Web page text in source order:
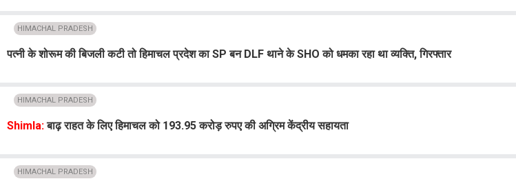
HIMACHAL PRADESH
पत्नी के शोरूम की बिजली कटी तो हिमाचल प्रदेश का SP बन DLF थाने के SHO को धमका रहा था व्यक्ति, गिरफ्तार
HIMACHAL PRADESH
Shimla:बाढ़ राहत के लिए हिमाचल को 193.95 करोड़ रुपए की अग्रिम केंद्रीय सहायता
HIMACHAL PRADESH